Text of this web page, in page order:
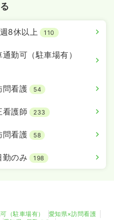
8休以上 110
通勤可（駐車場有）
問看護 54
看護師 233
問看護 58
勤のみ 198
（駐車場有）
愛知県×訪問看護